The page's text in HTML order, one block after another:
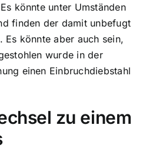
könnte unter Umständen
finden der damit unbefugt
Es könnte aber auch sein,
wurde in der
einen Einbruchdiebstahl
zu einem